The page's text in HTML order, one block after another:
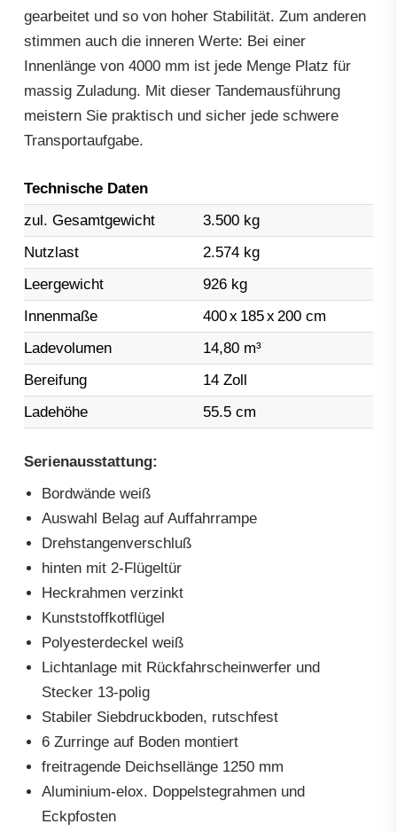
gearbeitet und so von hoher Stabilität. Zum anderen
stimmen auch die inneren Werte: Bei einer
Innenlänge von 4000 mm ist jede Menge Platz für
massig Zuladung. Mit dieser Tandemausführung
meistern Sie praktisch und sicher jede schwere
Transportaufgabe.
Technische Daten
zul. Gesamtgewicht
3.500 kg
Nutzlast
2.574 kg
Leergewicht
926 kg
Innenmaße
400x185x200 cm
Ladevolumen
14,80 m³
Bereifung
14 Zoll
Ladehöhe
55.5 cm
Serienausstattung:
Bordwände weiß
Auswahl Belag auf Auffahrrampe
Drehstangenverschluß
hinten mit 2-Flügeltür
Heckrahmen verzinkt
Kunststoffkotflügel
Polyesterdeckel weiß
Lichtanlage mit Rückfahrscheinwerfer und
Stecker 13-polig
Stabiler Siebdruckboden, rutschfest
6 Zurringe auf Boden montiert
freitragende Deichsellänge 1250 mm
Aluminium-elox. Doppelstegrahmen und
Eckpfosten